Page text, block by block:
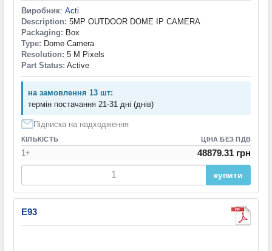
Виробник: Acti
Description: 5MP OUTDOOR DOME IP CAMERA
Packaging: Box
Type: Dome Camera
Resolution: 5 M Pixels
Part Status: Active
на замовлення 13 шт:
термін постачання 21-31 дні (днів)
Підписка на надходження
КІЛЬКІСТЬ ЦІНА БЕЗ ПДВ
1+ 48879.31 грн
купити
E93